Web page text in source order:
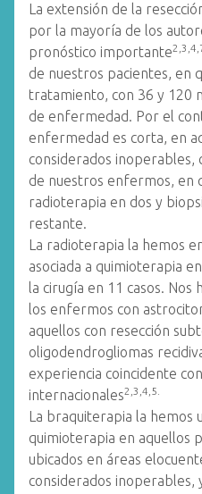
La extensión de la
por la mayoría de los
pronóstico importante
de nuestros pacientes, en
tratamiento, con 36 y 120
de enfermedad. Por el
enfermedad es corta, en
considerados
de nuestros enfermos, en
radioterapia en dos y
restante.
La radioterapia la hemos
asociada a quimioterapia
la cirugía en 11 casos. Nos
los enfermos con
aquellos con resección
oligodendrogliomas
experiencia coincidente
internacionales2,3,4,5.
La braquiterapia la hemos
quimioterapia en aquellos
ubicados en áreas
considerados